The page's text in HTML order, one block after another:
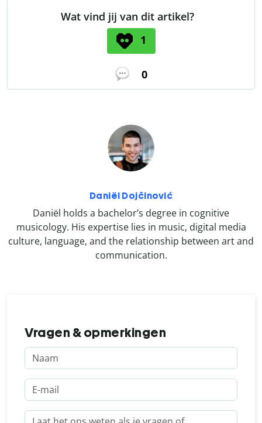
Wat vind jij van dit artikel?
1
0
Daniël Dojčinović
Daniël holds a bachelor’s degree in cognitive
musicology. His expertise lies in music, digital media
culture, language, and the relationship between art and
communication.
Vragen & opmerkingen